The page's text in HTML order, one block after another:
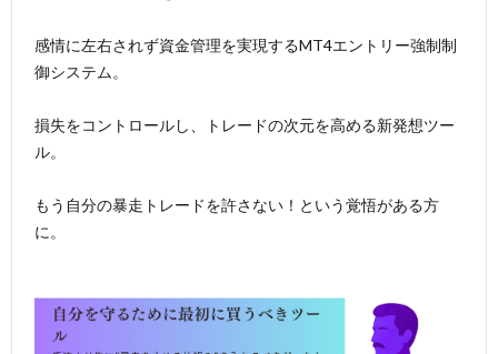
感情に左右されず資金管理を実現するMT4エントリー強制制
御システム。
損失をコントロールし、トレードの次元を高める新発想ツー
ル。
もう自分の暴走トレードを許さない！という覚悟がある方
に。